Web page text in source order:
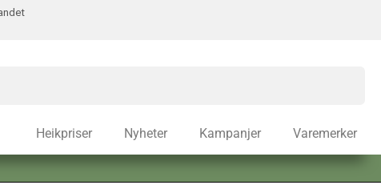
Heikpriser Nyheter Kampanjer Varemerker